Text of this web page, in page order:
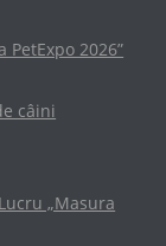
PetExpo 2026”
câini
„Masura